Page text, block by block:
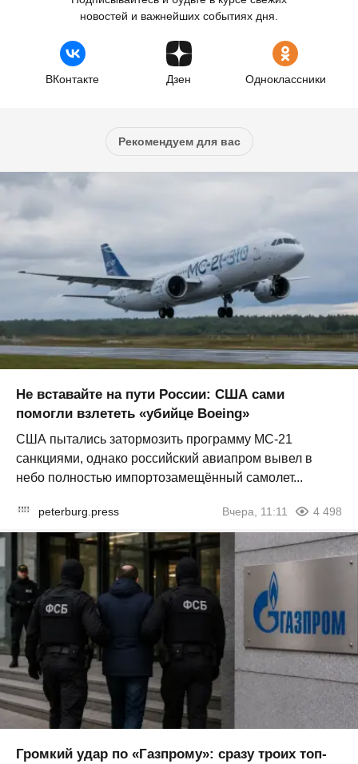
новостей и важнейших событиях дня.
ВКонтакте Дзен Одноклассники
Рекомендуем для вас
Не вставайте на пути России: США сами
помогли взлететь «убийце Boeing»
США пытались затормозить программу МС-21
санкциями, однако российский авиапром вывел в
небо полностью импортозамещённый самолет...
peterburg.press Вчера, 11:11 4 498
Громкий удар по «Газпрому»: сразу троих топ-